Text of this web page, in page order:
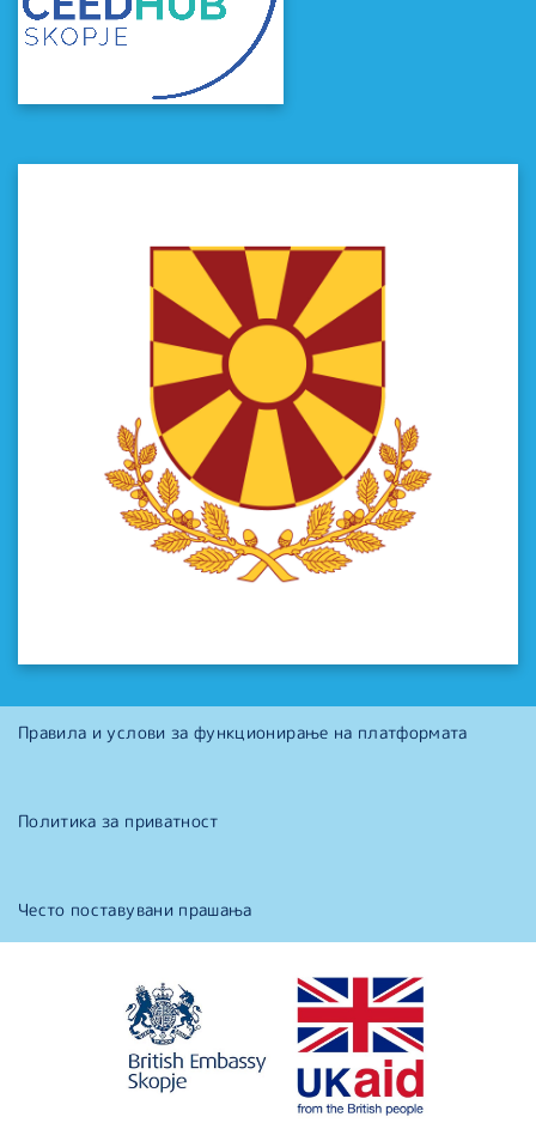
Правила и услови за функционирање на платформата
Политика за приватност
Често поставувани прашања